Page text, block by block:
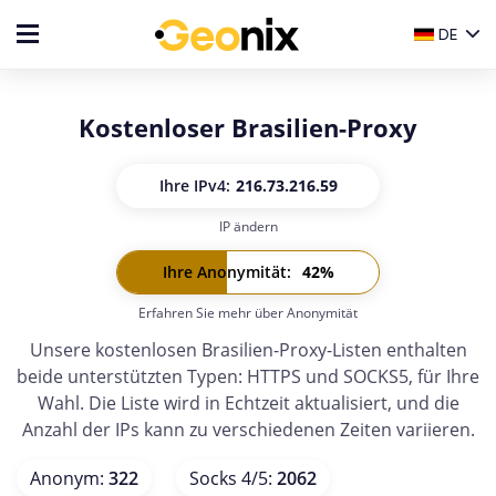
DE
Kostenloser Brasilien-Proxy
Ihre IPv4: 216.73.216.59
Ihre IPv6:
IP ändern
Ihre Anonymität: 42%
Erfahren Sie mehr über Anonymität
Unsere kostenlosen Brasilien-Proxy-Listen enthalten
beide unterstützten Typen: HTTPS und SOCKS5, für Ihre
Wahl. Die Liste wird in Echtzeit aktualisiert, und die
Anzahl der IPs kann zu verschiedenen Zeiten variieren.
Anonym: 322 Socks 4/5: 2062